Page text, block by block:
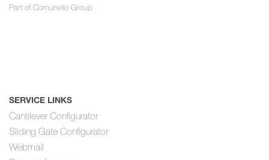
Part of Comunello Group
SERVICE LINKS
Cantilever Configurator
Sliding Gate Configurator
Webmail